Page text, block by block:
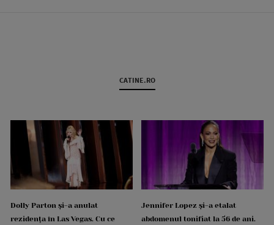
CATINE.RO
Dolly Parton și-a anulat
rezidența în Las Vegas. Cu ce
Jennifer Lopez și-a etalat
abdomenul tonifiat la 56 de ani.